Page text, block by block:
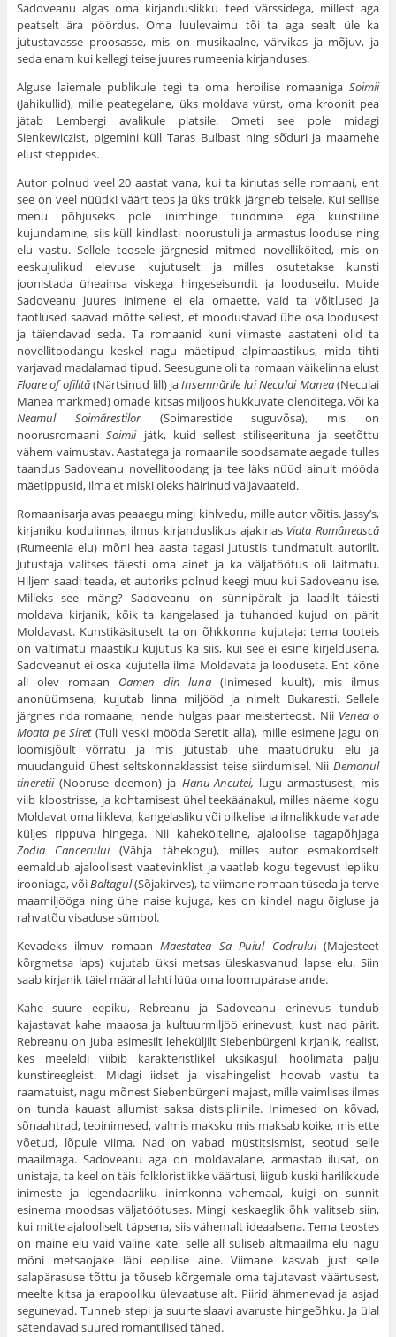
Sadoveanu algas oma kirjanduslikku teed värssidega, millest aga
peatselt ära pöördus. Oma luulevaimu tõi ta aga sealt üle ka
jutustavasse proosasse, mis on musikaalne, värvikas ja mõjuv, ja
seda enam kui kellegi teise juures rumeenia kirjanduses.
Alguse laiemale publikule tegi ta oma heroilise romaanigaSoimii
(Jahikullid), mille peategelane, üks moldava vürst, oma kroonit pea
jätab Lembergi avalikule platsile. Ometi see pole midagi
Sienkewiczist, pigemini küll Taras Bulbast ning sõduri ja maamehe
elust steppides.
Autor polnud veel 20 aastat vana, kui ta kirjutas selle romaani, ent
see on veel nüüdki väärt teos ja üks trükk järgneb teisele. Kui sellise
menu põhjuseks pole inimhinge tundmine ega kunstiline
kujundamine, siis küll kindlasti noorustuli ja armastus looduse ning
elu vastu. Sellele teosele järgnesid mitmed novelliköited, mis on
eeskujulikud elevuse kujutuselt ja milles osutetakse kunsti
joonistada üheainsa viskega hingeseisundit ja looduseilu. Muide
Sadoveanu juures inimene ei ela omaette, vaid ta võitlused ja
taotlused saavad mõtte sellest, et moodustavad ühe osa loodusest
ja täiendavad seda. Ta romaanid kuni viimaste aastateni olid ta
novellitoodangu keskel nagu mäetipud alpimaastikus, mida tihti
varjavad madalamad tipud. Seesugune oli ta romaan väikelinna elust
Floare of ofilită(Närtsinud lill) jaInsemnările lui Neculai Manea(Neculai
Manea märkmed) omade kitsas miljöös hukkuvate olenditega, või ka
Neamul Soimărestilor (Soimarestide suguvõsa), mis on
noorusromaaniSoimii jätk, kuid sellest stiliseerituna ja seetõttu
vähem vaimustav. Aastatega ja romaanile soodsamate aegade tulles
taandus Sadoveanu novellitoodang ja tee läks nüüd ainult mööda
mäetippusid, ilma et miski oleks häirinud väljavaateid.
Romaanisarja avas peaaegu mingi kihlvedu, mille autor võitis. Jassy’s,
kirjaniku kodulinnas, ilmus kirjanduslikus ajakirjas Viata Românească
(Rumeenia elu) mõni hea aasta tagasi jutustis tundmatult autorilt.
Jutustaja valitses täiesti oma ainet ja ka väljatöötus oli laitmatu.
Hiljem saadi teada, et autoriks polnud keegi muu kui Sadoveanu ise.
Milleks see mäng? Sadoveanu on sünnipäralt ja laadilt täiesti
moldava kirjanik, kõik ta kangelased ja tuhanded kujud on pärit
Moldavast. Kunstikäsituselt ta on õhkkonna kujutaja: tema tooteis
on vältimatu maastiku kujutus ka siis, kui see ei esine kirjeldusena.
Sadoveanut ei oska kujutella ilma Moldavata ja looduseta. Ent kõne
all olev romaan Oamen din luna(Inimesed kuult), mis ilmus
anonüümsena, kujutab linna miljööd ja nimelt Bukaresti. Sellele
järgnes rida romaane, nende hulgas paar meisterteost. Nii Venea o
Moata pe Siret(Tuli veski mööda Seretit alla), mille esimene jagu on
loomisjõult võrratu ja mis jutustab ühe maatüdruku elu ja
muudanguid ühest seltskonnaklassist teise siirdumisel. NiiDemonul
tineretii(Nooruse deemon) ja Hanu-Ancutei, lugu armastusest, mis
viib kloostrisse, ja kohtamisest ühel teekäänakul, milles näeme kogu
Moldavat oma liikleva, kangelasliku või pilkelise ja ilmalikkude varade
küljes rippuva hingega. Nii kaheköiteline, ajaloolise tagapõhjaga
Zodia Cancerului(Vähja tähekogu), milles autor esmakordselt
eemaldub ajaloolisest vaatevinklist ja vaatleb kogu tegevust lepliku
irooniaga, võiBaltagul(Sõjakirves), ta viimane romaan tüseda ja terve
maamiljööga ning ühe naise kujuga, kes on kindel nagu õigluse ja
rahvatõu visaduse sümbol.
Kevadeks ilmuv romaanMaestatea Sa Puiul Codrului(Majesteet
kõrgmetsa laps) kujutab üksi metsas üleskasvanud lapse elu. Siin
saab kirjanik täiel määral lahti lüüa oma loomupärase ande.
Kahe suure eepiku, Rebreanu ja Sadoveanu erinevus tundub
kajastavat kahe maaosa ja kultuurmiljöö erinevust, kust nad pärit.
Rebreanu on juba esimesilt leheküljilt Siebenbürgeni kirjanik, realist,
kes meeleldi viibib karakteristlikel üksikasjul, hoolimata palju
kunstireegleist. Midagi iidset ja visahingelist hoovab vastu ta
raamatuist, nagu mõnest Siebenbürgeni majast, mille vaimlises ilmes
on tunda kauast allumist saksa distsipliinile. Inimesed on kõvad,
sõnaahtrad, teoinimesed, valmis maksku mis maksab koike, mis ette
võetud, lõpule viima. Nad on vabad müstitsismist, seotud selle
maailmaga. Sadoveanu aga on moldavalane, armastab ilusat, on
unistaja, ta keel on täis folkloristlikke väärtusi, liigub kuski harilikkude
inimeste ja legendaarliku inimkonna vahemaal, kuigi on sunnit
esinema moodsas väljatöötuses. Mingi keskaeglik õhk valitseb siin,
kui mitte ajalooliselt täpsena, siis vähemalt ideaalsena. Tema teostes
on maine elu vaid väline kate, selle all suliseb altmaailma elu nagu
mõni metsaojake läbi eepilise aine. Viimane kasvab just selle
salapärasuse tõttu ja tõuseb kõrgemale oma tajutavast väärtusest,
meelte kitsa ja erapooliku ülevaatuse alt. Piirid ähmenevad ja asjad
segunevad. Tunneb stepi ja suurte slaavi avaruste hingeõhku. Ja ülal
sätendavad suured romantilised tähed.